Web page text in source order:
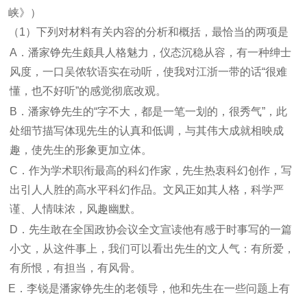
峡》）
（1）下列对材料有关内容的分析和概括，最恰当的两项是
A．潘家铮先生颇具人格魅力，仪态沉稳从容，有一种绅士
风度，一口吴侬软语实在动听，使我对江浙一带的话“很难
懂，也不好听”的感觉彻底改观。
B．潘家铮先生的“字不大，都是一笔一划的，很秀气”，此
处细节描写体现先生的认真和低调，与其伟大成就相映成
趣，使先生的形象更加立体。
C．作为学术职衔最高的科幻作家，先生热衷科幻创作，写
出引人人胜的高水平科幻作品。文风正如其人格，科学严
谨、人情味浓，风趣幽默。
D．先生敢在全国政协会议全文宣读他有感于时事写的一篇
小文，从这件事上，我们可以看出先生的文人气：有所爱，
有所恨，有担当，有风骨。
E．李锐是潘家铮先生的老领导，他和先生在一些问题上有